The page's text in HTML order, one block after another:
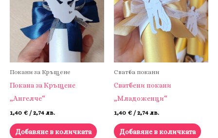
Покани за Кръщене
Покана за Кръщене
„Ангелче“
1,40 € / 2,74 лв.
Добавяне в количката
Сватба покани
Сватбени покани
„Младоженци“
1,40 € / 2,74 лв.
Добавяне в количката